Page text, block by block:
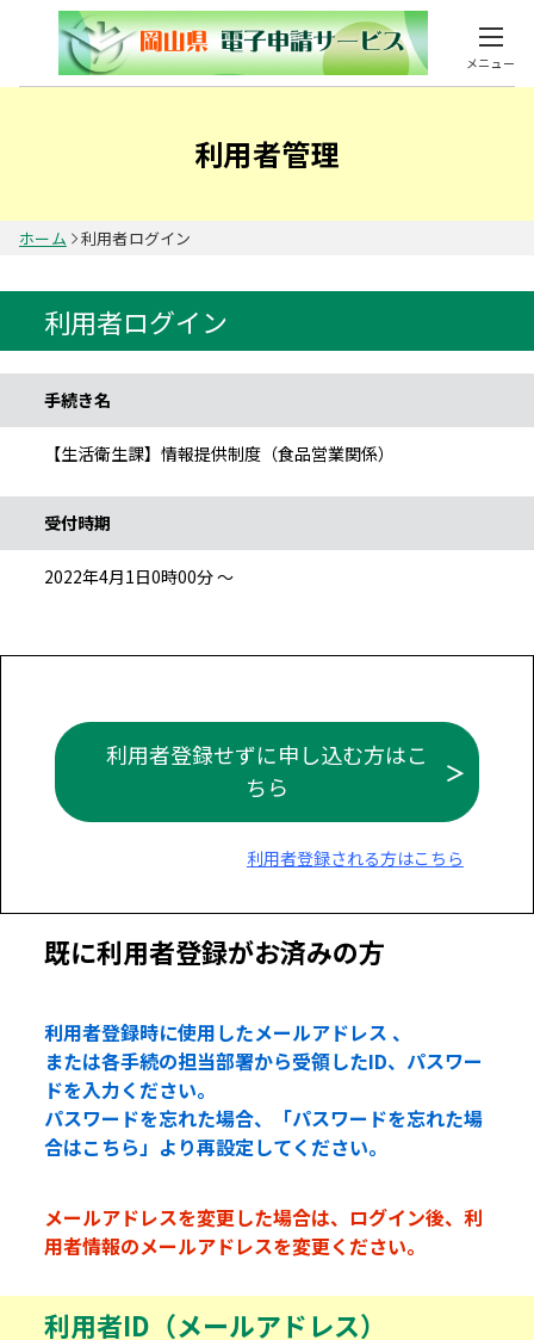
メニュー
利用者管理
ホーム 利用者ログイン
利用者ログイン
手続き名
【生活衛生課】情報提供制度（食品営業関係）
受付時期
2022年4月1日0時00分 ～
利用者登録せずに申し込む方はこ
ちら
利用者登録される方はこちら
既に利用者登録がお済みの方
利用者登録時に使用したメールアドレス 、
または各手続の担当部署から受領したID、パスワー
ドを入力ください。
パスワードを忘れた場合、「パスワードを忘れた場
合はこちら」より再設定してください。
メールアドレスを変更した場合は、ログイン後、利
用者情報のメールアドレスを変更ください。
利用者ID（メールアドレス）